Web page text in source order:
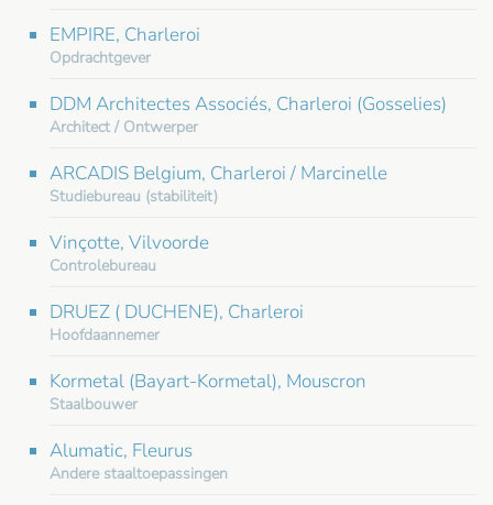
EMPIRE, Charleroi
Opdrachtgever
DDM Architectes Associés, Charleroi (Gosselies)
Architect / Ontwerper
ARCADIS Belgium, Charleroi / Marcinelle
Studiebureau (stabiliteit)
Vinçotte, Vilvoorde
Controlebureau
DRUEZ ( DUCHENE), Charleroi
Hoofdaannemer
Kormetal (Bayart-Kormetal), Mouscron
Staalbouwer
Alumatic, Fleurus
Andere staaltoepassingen